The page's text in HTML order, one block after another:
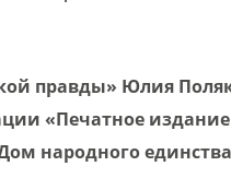
правды» Юлия
«Печатное
народного